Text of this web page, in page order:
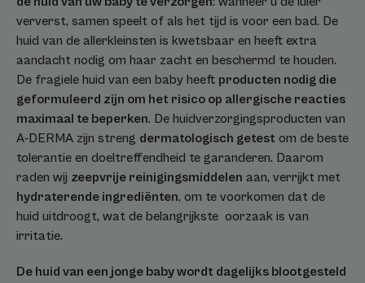
ververst, samen speelt of als het tijd is voor een bad. De
huid van de allerkleinsten is kwetsbaar en heeft extra
aandacht nodig om haar zacht en beschermd te houden.
De fragiele huid van een baby heeft producten nodig die
geformuleerd zijn om het risico op allergische reacties
maximaal te beperken. De huidverzorgingsproducten van
A-DERMA zijn streng dermatologisch getest om de beste
tolerantie en doeltreffendheid te garanderen. Daarom
raden wij zeepvrije reinigingsmiddelen aan, verrijkt met
hydraterende ingrediënten, om te voorkomen dat de
huid uitdroogt, wat de belangrijkste oorzaak is van
irritatie.
De huid van een jonge baby wordt dagelijks blootgesteld